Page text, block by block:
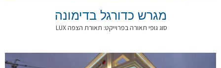
מגרש כדורגל בדימונה
סוג גופי תאורה בפרוייקט: תאורת הצפה LUX